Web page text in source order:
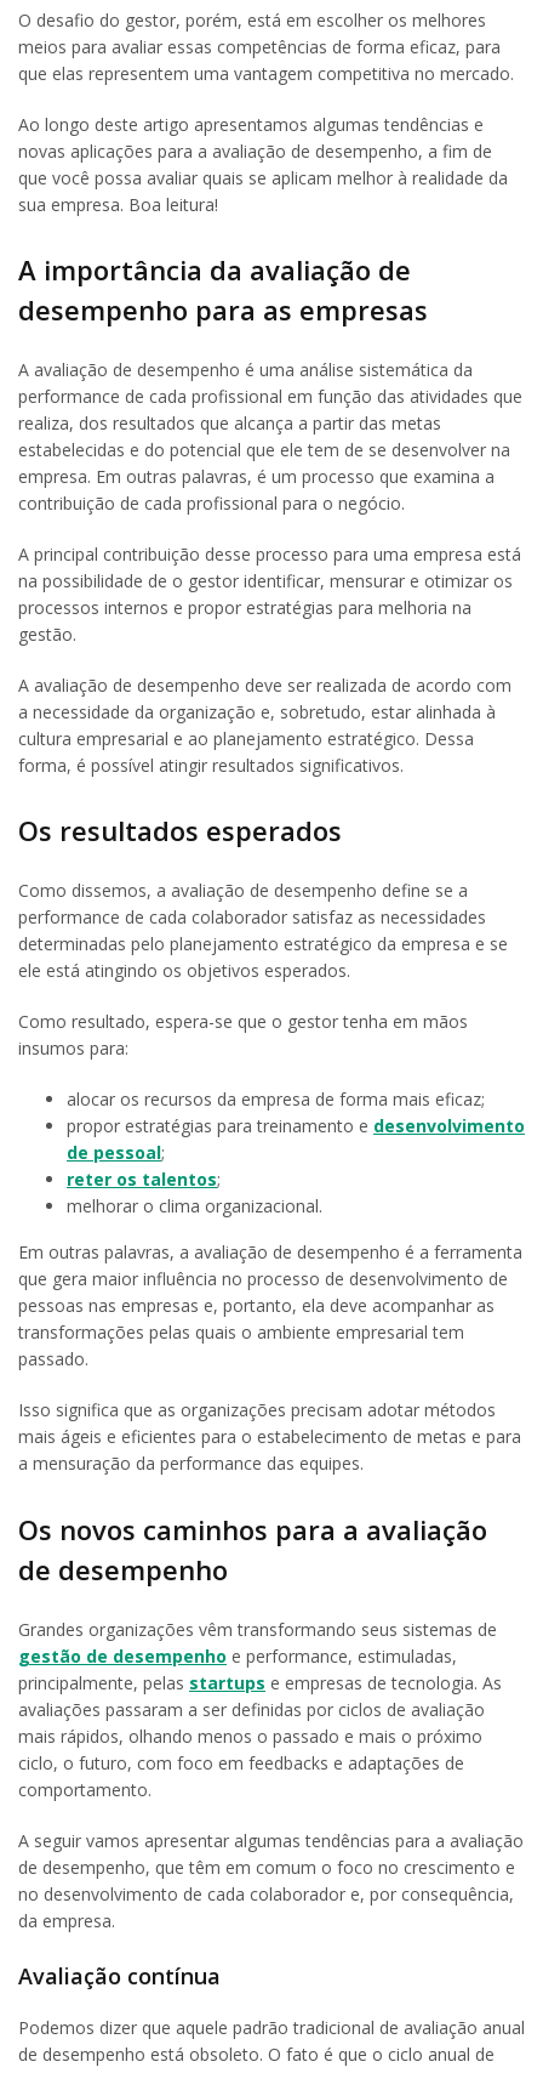
O desafio do gestor, porém, está em escolher os melhores
meios para avaliar essas competências de forma eficaz, para
que elas representem uma vantagem competitiva no mercado.
Ao longo deste artigo apresentamos algumas tendências e
novas aplicações para a avaliação de desempenho, a fim de
que você possa avaliar quais se aplicam melhor à realidade da
sua empresa. Boa leitura!
A importância da avaliação de
desempenho para as empresas
A avaliação de desempenho é uma análise sistemática da
performance de cada profissional em função das atividades que
realiza, dos resultados que alcança a partir das metas
estabelecidas e do potencial que ele tem de se desenvolver na
empresa. Em outras palavras, é um processo que examina a
contribuição de cada profissional para o negócio.
A principal contribuição desse processo para uma empresa está
na possibilidade de o gestor identificar, mensurar e otimizar os
processos internos e propor estratégias para melhoria na
gestão.
A avaliação de desempenho deve ser realizada de acordo com
a necessidade da organização e, sobretudo, estar alinhada à
cultura empresarial e ao planejamento estratégico. Dessa
forma, é possível atingir resultados significativos.
Os resultados esperados
Como dissemos, a avaliação de desempenho define se a
performance de cada colaborador satisfaz as necessidades
determinadas pelo planejamento estratégico da empresa e se
ele está atingindo os objetivos esperados.
Como resultado, espera-se que o gestor tenha em mãos
insumos para:
alocar os recursos da empresa de forma mais eficaz;
propor estratégias para treinamento e desenvolvimento
de pessoal;
reter os talentos;
melhorar o clima organizacional.
Em outras palavras, a avaliação de desempenho é a ferramenta
que gera maior influência no processo de desenvolvimento de
pessoas nas empresas e, portanto, ela deve acompanhar as
transformações pelas quais o ambiente empresarial tem
passado.
Isso significa que as organizações precisam adotar métodos
mais ágeis e eficientes para o estabelecimento de metas e para
a mensuração da performance das equipes.
Os novos caminhos para a avaliação
de desempenho
Grandes organizações vêm transformando seus sistemas de
gestão de desempenho e performance, estimuladas,
principalmente, pelas startups e empresas de tecnologia. As
avaliações passaram a ser definidas por ciclos de avaliação
mais rápidos, olhando menos o passado e mais o próximo
ciclo, o futuro, com foco em feedbacks e adaptações de
comportamento.
A seguir vamos apresentar algumas tendências para a avaliação
de desempenho, que têm em comum o foco no crescimento e
no desenvolvimento de cada colaborador e, por consequência,
da empresa.
Avaliação contínua
Podemos dizer que aquele padrão tradicional de avaliação anual
de desempenho está obsoleto. O fato é que o ciclo anual de